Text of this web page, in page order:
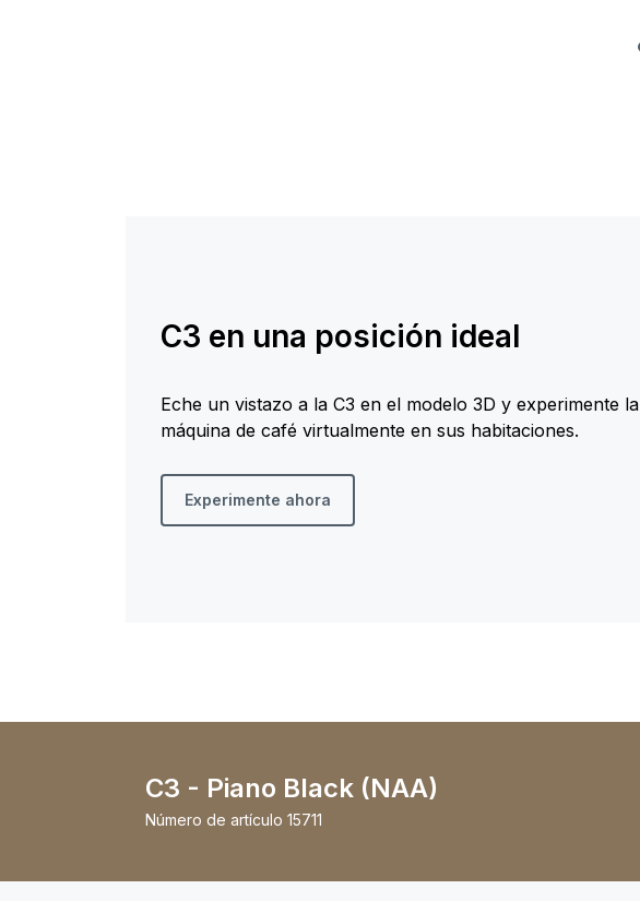
C3 en una posición ideal
Eche un vistazo a la C3 en el modelo 3D y experimente la
máquina de café virtualmente en sus habitaciones.
Experimente ahora
C3 - Piano Black (NAA)
Número de artículo 15711